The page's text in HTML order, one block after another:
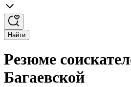
Найти
Резюме
Багаевской